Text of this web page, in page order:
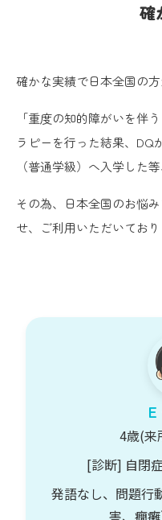
確
確かな実績で日本全国の
「重度の知的障がいを伴
ラピーを行った結果、DQ
（普通学級）へ入学した
その為、日本全国のお悩
せ、ご利用いただいており
4歳(来
[診断] 自閉
発語なし、問題行
害、癇